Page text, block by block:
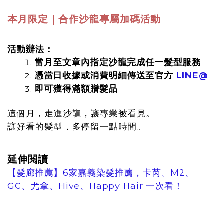
本月限定｜合作沙龍專屬加碼活動
活動辦法：
當月至文章內指定沙龍完成任一髮型服務
憑當日收據或消費明細傳送至官方 LINE@
即可獲得滿額贈髮品
這個月，走進沙龍，讓專業被看見。
讓好看的髮型，多停留一點時間。
延伸閱讀
【髮廊推薦】6家嘉義染髮推薦，卡芮、M2、
GC、尤拿、Hive、Happy Hair 一次看！